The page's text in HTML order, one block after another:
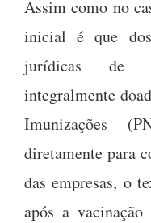
Assim como no
inicial é que
jurídicas de
integralmente
Imunizações
diretamente para
das empresas, o
após a